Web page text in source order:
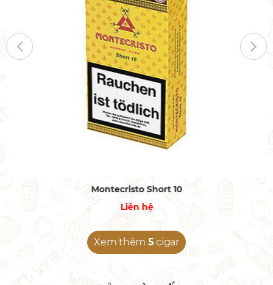
Montecristo Short 10
Liên hệ
Xem thêm 5 cigar